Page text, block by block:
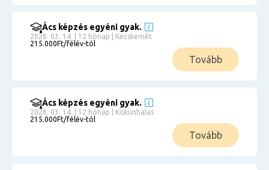
Ács képzés egyéni gyak.
2026. 03. 14. | 12 hónap | Kecskemét
215.000Ft/félév-tól
Tovább
Ács képzés egyéni gyak.
2026. 03. 14. | 12 hónap | Kiskunhalas
215.000Ft/félév-tól
Tovább